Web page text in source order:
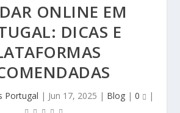
ONLINE EM
DICAS E
Portugal | Jun 17, 2025 | Blog | 0 |